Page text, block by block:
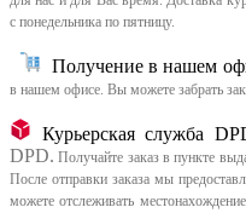
с понедельника по пятницу.
Получение в нашем
в нашем офисе. Вы можете забрать
Курьерская служба
DPD. Получайте заказ в пункте
После отправки заказа мы
можете отслеживать